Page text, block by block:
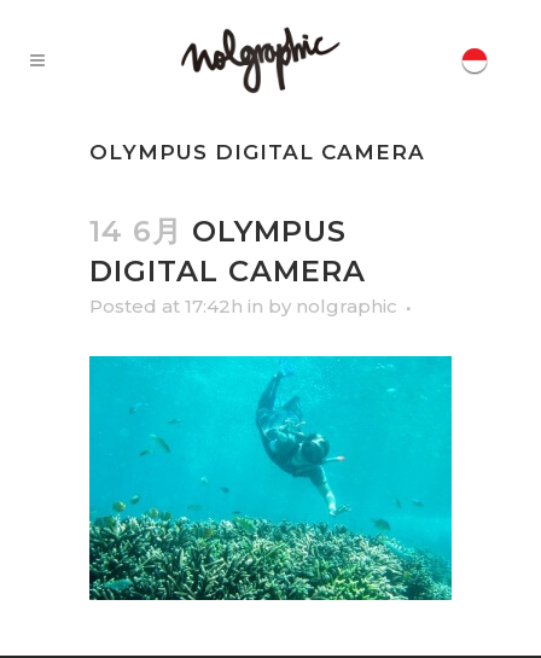
OLYMPUS DIGITAL CAMERA
14 6月 OLYMPUS
DIGITAL CAMERA
Posted at 17:42h in by nolgraphic